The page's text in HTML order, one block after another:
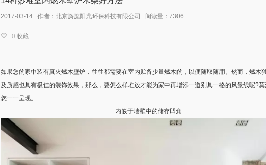
2017-03-14 作者：北京旖旎阳光环保科技有限公司 阅读量：7306
0 收藏
如果您的家中装有真火燃木壁炉，往往都需要在室内贮备少量燃木的，以便随取随用。然而，燃木
及质感也具有极佳的装饰效果，那么，要怎么样堆放才能为家中再增添一道别具一格的风景线呢?
您一一呈现。
内嵌于墙壁中的储存凹角